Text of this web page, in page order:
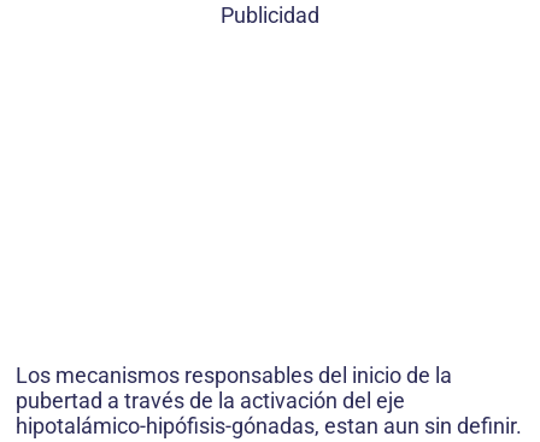
Publicidad
Los mecanismos responsables del inicio de la
pubertad a través de la activación del eje
hipotalámico-hipófisis-gónadas, estan aun sin definir.